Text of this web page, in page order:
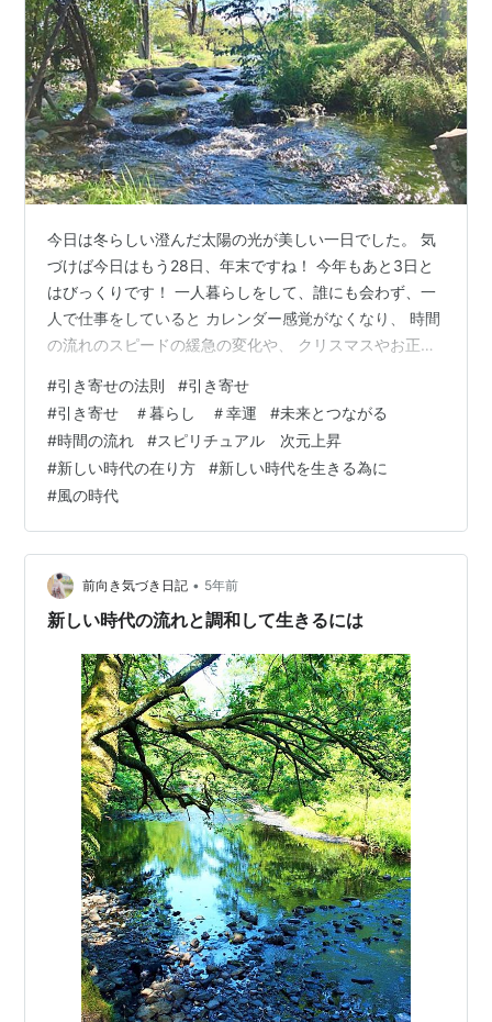
今日は冬らしい澄んだ太陽の光が美しい一日でした。 気
づけば今日はもう28日、年末ですね！ 今年もあと3日と
はびっくりです！ 一人暮らしをして、誰にも会わず、一
人で仕事をしていると カレンダー感覚がなくなり、 時間
の流れのスピードの緩急の変化や、 クリスマスやお正月
かふんわりとした感じで、 クリスマスの前に もう次のお
正月を経験したような気さえして、 どんどん時間という
概念の枠が 私の中で緩んでいることに気づきます。 （頭
はおかしくなっていないですよ〜笑） そんなちょっと不
思議な感覚が 最近ますます加速していますが、 これも三
次元から四次元、…
#引き寄せの法則 #引き寄せ
#引き寄せ ＃暮らし ＃幸運 #未来とつながる
#時間の流れ #スピリチュアル 次元上昇
#新しい時代の在り方 #新しい時代を生きる為に
#風の時代
前向き気づき日記 • 5年前
新しい時代の流れと調和して生きるには